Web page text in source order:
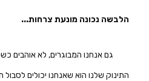
הלבשה נכונה מונעת צרחות...
גם אנחנו המבוגרים, לא אוהבים
התינוק שלנו הוא שאנחנו יכולים